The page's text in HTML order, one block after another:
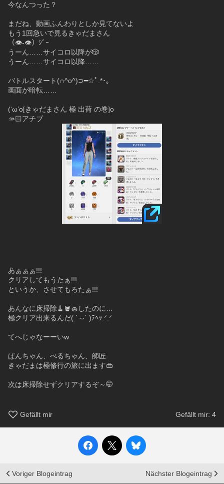
今なんつった？
まだね、動画ふんわりとしか見てないよ
もう1回急いで見るきゃだまさん
（👁-👁）ｼﾞｰ
うーん……サイコロ以降が🎲
うーん……サイコロ以降……
バトルスタート(∩^o^)⊃━☆ﾟ.*･｡
画面が暗転……
(‘ω’o[きゃだまさん 極 出荷 の巻]o
🫴🏻アチブ
あぁぁぁ!!!
クリアしてもうたぁ!!!
というか、させてもろたぁ!!!
あんなに床掃除🧹🪣🧽したのに…
極クリア出来るんだ( ˙𐃷˙ )ﾃﾍｯ.ᐟ.ᐟ
てへじゃなーーいw
ぱんちゃん、べるちゃん、師匠
きゃだまは極修行の旅に出ます👜
次は床掃除せずクリアするぞ～🤭
Gefällt mir Gefällt mir: 4
Voriger Blogeintrag Nächster Blogeintrag